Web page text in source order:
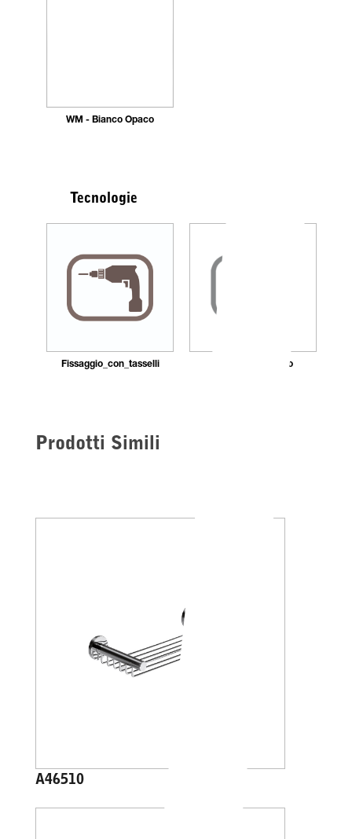
WM - Bianco Opaco
Tecnologie
Fissaggio_con_tasselli Montaggio_rapido
Prodotti Simili
A46510